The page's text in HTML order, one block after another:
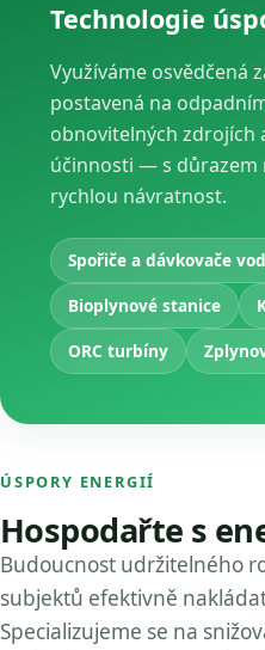
Technologie
Využíváme osvědčená
postavená na
obnovitelných zdrojích
účinnosti — s důrazem
rychlou návratnost.
Spořiče a dávkovače
Bioplynové stanice
ORC turbíny
ÚSPORY ENERGIÍ
Hospodařte s
Budoucnost udržitelného
subjektů efektivně
Specializujeme se na